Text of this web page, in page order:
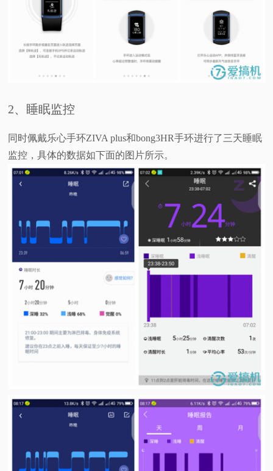
2、睡眠监控
同时佩戴乐心手环ZIVA plus和bong3HR手环进行了三天睡眠
监控，具体的数据如下面的图片所示。